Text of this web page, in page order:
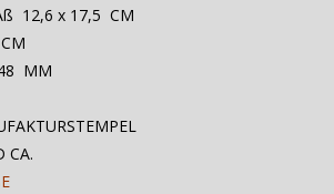
12,6 x 17,5 CM
MM
CA.